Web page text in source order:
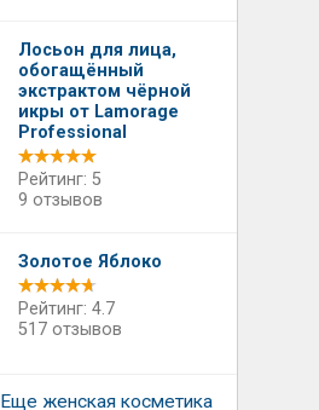
Лосьон для лица,
обогащённый
экстрактом чёрной
икры от Lamorage
Professional
Рейтинг: 5
9 отзывов
Золотое Яблоко
Рейтинг: 4.7
517 отзывов
Еще женская косметика